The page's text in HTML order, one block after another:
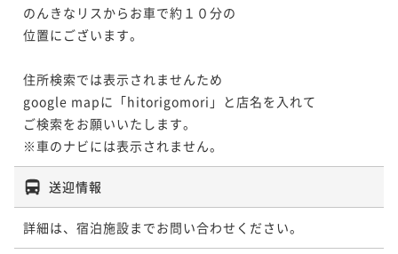
のんきなリスからお車で約１０分の
位置にございます。
住所検索では表示されませんため
google mapに「hitorigomori」と店名を入れて
ご検索をお願いいたします。
※車のナビには表示されません。
送迎情報
詳細は、宿泊施設までお問い合わせください。